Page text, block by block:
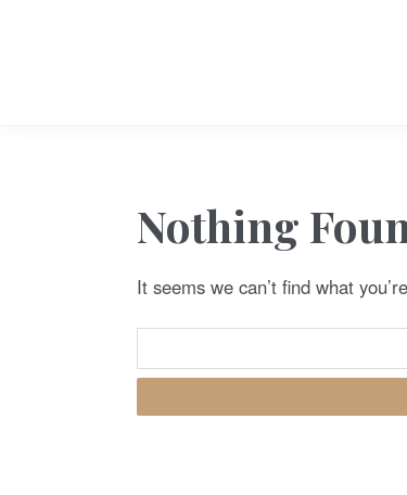
Nothing
It seems we can’t find what